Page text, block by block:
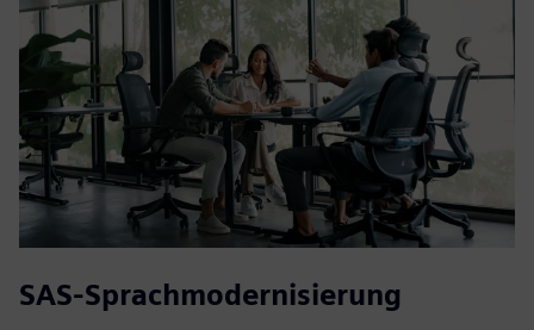
SAS-Sprachmodernisierung